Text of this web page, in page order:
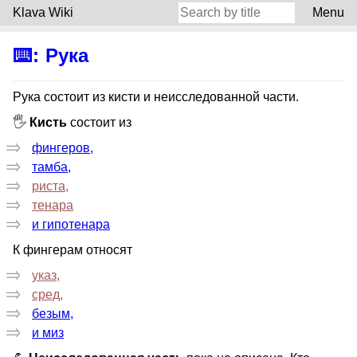
Klava Wiki Menu
⌨️: Рука
Рука состоит из кисти и неисследованной части.
🖐️ Кисть состоит из
фингеров,
тамба,
риста,
тенара
и гипотенара
К фингерам относят
указ,
сред,
безым,
и миз